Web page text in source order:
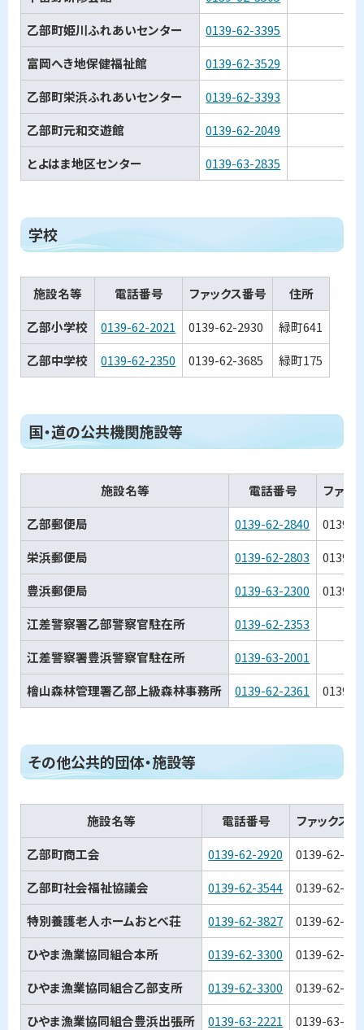
乙部町姫川ふれあいセンター
0139-62-3395
富岡へき地保健福祉館
0139-62-3529
乙部町栄浜ふれあいセンター
0139-62-3393
乙部町元和交遊館
0139-62-2049
とよはま地区センター
0139-63-2835
ト
ッ
戻
る
学校
施設名等 電話番号 ファックス番号
住所
乙部小学校
0139-62-2021 0139-62-2930
緑町641
乙部中学校
0139-62-2350 0139-62-3685 緑町175
ト
ッ
戻
る
国・道の公共機関施設等
施設名等 電話番号
ファッ
乙部郵便局
0139-62-2840
0139-
栄浜郵便局
0139-62-2803
0139-
豊浜郵便局
0139-63-2300
0139-
江差警察署乙部警察官駐在所
0139-62-2353
江差警察署豊浜警察官駐在所
0139-63-2001
檜山森林管理署乙部上級森林事務所
0139-62-2361 0139-
ト
ッ
戻
る
その他公共的団体・施設等
施設名等 電話番号
ファックス
乙部町商工会
0139-62-2920
0139-62-
乙部町社会福祉協議会
0139-62-3544
0139-62-
特別養護老人ホームおとべ荘
0139-62-3827
0139-62-
ひやま漁業協同組合本所
0139-62-3300
0139-62-
ひやま漁業協同組合乙部支所
0139-62-3300
0139-62-
ひやま漁業協同組合豊浜出張所
0139-63-2221
0139-63-